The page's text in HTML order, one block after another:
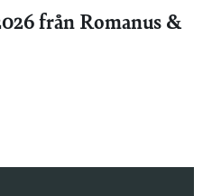
från Romanus &